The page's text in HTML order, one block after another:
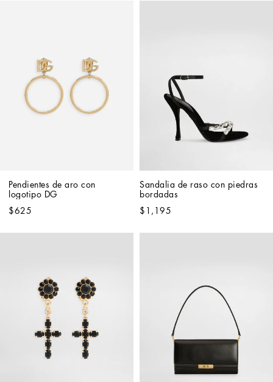
Pendientes de aro con
logotipo DG
$625
Sandalia de raso con piedras
bordadas
$1,195